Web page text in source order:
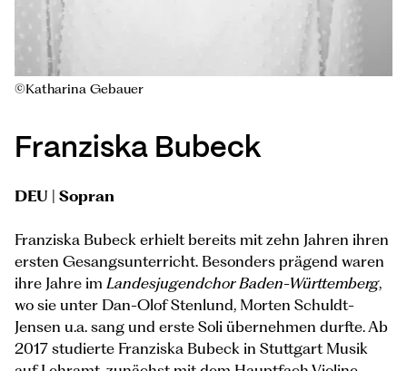
Franziska Bubeck
DEU | Sopran
Franziska Bubeck erhielt bereits mit zehn Jahren ihren
ersten Gesangsunterricht. Besonders prägend waren
ihre Jahre im Landesjugendchor Baden-Württemberg,
wo sie unter Dan-Olof Stenlund, Morten Schuldt-
Jensen u.a. sang und erste Soli übernehmen durfte. Ab
2017 studierte Franziska Bubeck in Stuttgart Musik
©Katharina Gebauer